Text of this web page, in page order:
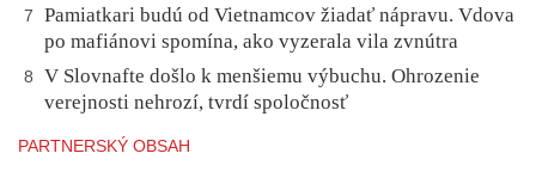
7
Pamiatkari budú od Vietnamcov žiadať nápravu. Vdova
po mafiánovi spomína, ako vyzerala vila zvnútra
8
V Slovnafte došlo k menšiemu výbuchu. Ohrozenie
verejnosti nehrozí, tvrdí spoločnosť
PARTNERSKÝ OBSAH